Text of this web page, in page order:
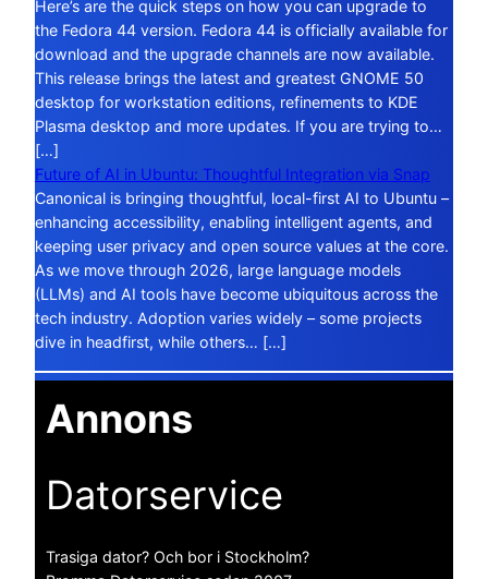
Here’s are the quick steps on how you can upgrade to
the Fedora 44 version. Fedora 44 is officially available for
download and the upgrade channels are now available.
This release brings the latest and greatest GNOME 50
desktop for workstation editions, refinements to KDE
Plasma desktop and more updates. If you are trying to…
[…]
Future of AI in Ubuntu: Thoughtful Integration via Snap
Canonical is bringing thoughtful, local-first AI to Ubuntu –
enhancing accessibility, enabling intelligent agents, and
keeping user privacy and open source values at the core.
As we move through 2026, large language models
(LLMs) and AI tools have become ubiquitous across the
tech industry. Adoption varies widely – some projects
dive in headfirst, while others… […]
Annons
Datorservice
Trasiga dator? Och bor i Stockholm?